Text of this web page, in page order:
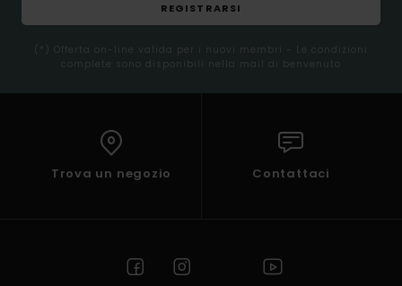
REGISTRARSI
(*) Offerta on-line valida per i nuovi membri - Le condizioni
complete sono disponibili nella mail di benvenuto
Trova un negozio Contattaci